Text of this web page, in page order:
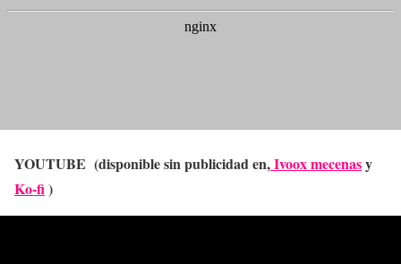
YOUTUBE (disponible sin publicidad en,Ivoox mecenasy
Ko-fi)